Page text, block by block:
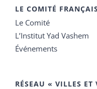
LE COMITÉ
Le Comité
L’Institut Yad Vashem
Événements
RÉSEAU « VILLES ET